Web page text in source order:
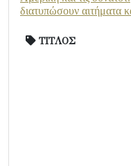
διατυπώσουν αιτήματα
ΤΙΤΛΟΣ